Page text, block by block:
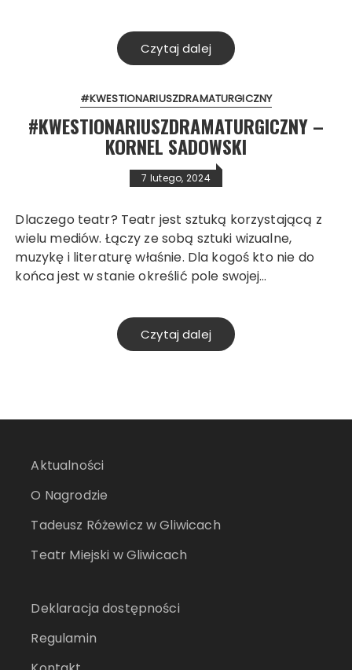
Czytaj dalej
#KWESTIONARIUSZDRAMATURGICZNY
#KWESTIONARIUSZDRAMATURGICZNY –
KORNEL SADOWSKI
7 lutego, 2024
Dlaczego teatr? Teatr jest sztuką korzystającą z
wielu mediów. Łączy ze sobą sztuki wizualne,
muzykę i literaturę właśnie. Dla kogoś kto nie do
końca jest w stanie określić pole swojej…
Czytaj dalej
Aktualności
O Nagrodzie
Tadeusz Różewicz w Gliwicach
Teatr Miejski w Gliwicach
Deklaracja dostępności
Regulamin